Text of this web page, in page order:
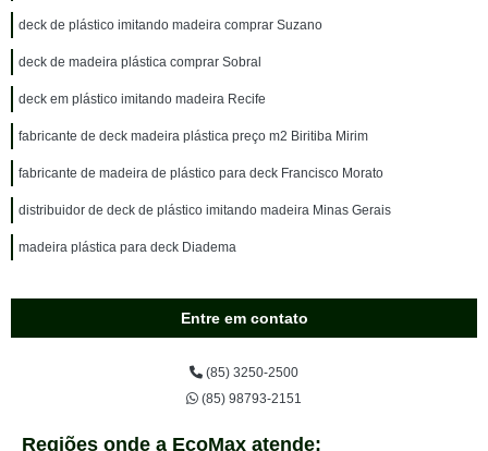
deck de plástico imitando madeira comprar Suzano
deck de madeira plástica comprar Sobral
deck em plástico imitando madeira Recife
fabricante de deck madeira plástica preço m2 Biritiba Mirim
fabricante de madeira de plástico para deck Francisco Morato
distribuidor de deck de plástico imitando madeira Minas Gerais
madeira plástica para deck Diadema
Entre em contato
(85) 3250-2500
(85) 98793-2151
Regiões onde a EcoMax atende: